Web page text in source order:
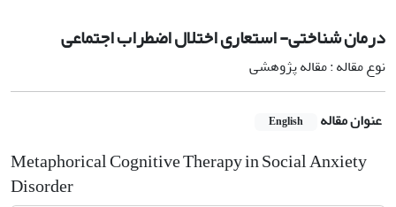
درمان شناختی- استعاری اختلال اضطراب اجتماعی
نوع مقاله : مقاله پژوهشی
عنوان مقاله English
Metaphorical Cognitive Therapy in Social Anxiety
Disorder